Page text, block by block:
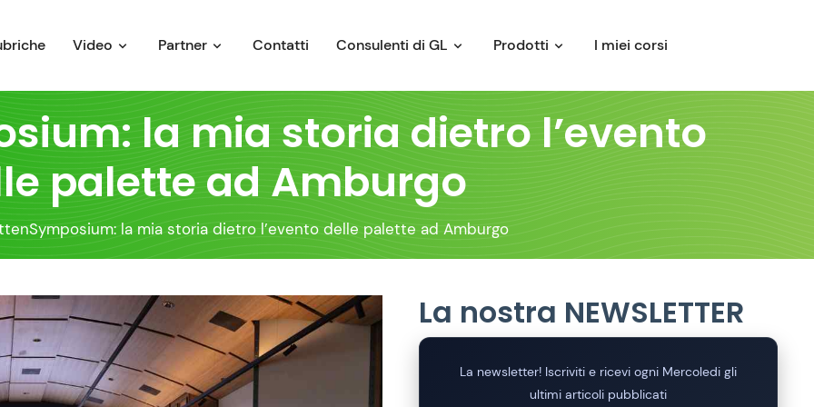
Video Partner Contatti Consulenti di GL Prodotti I miei corsi
la mia storia dietro l’evento
palette ad Amburgo
la mia storia dietro l’evento delle palette ad Amburgo
La nostra NEWSLETTER
La newsletter! Iscriviti e ricevi ogni Mercoledi gli
ultimi articoli pubblicati